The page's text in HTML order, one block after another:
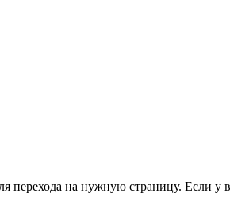
перехода на нужную страницу. Если у